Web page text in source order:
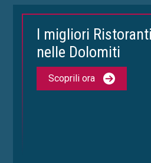
I migliori Ristoranti
nelle Dolomiti
Scoprili ora